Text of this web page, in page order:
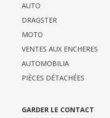
AUTO
DRAGSTER
MOTO
VENTES AUX ENCHERES
AUTOMOBILIA
PIÈCES DÉTACHÉES
GARDER LE CONTACT